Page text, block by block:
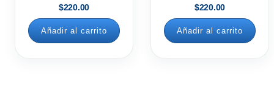
$220.00
Añadir al carrito
$220.00
Añadir al carrito